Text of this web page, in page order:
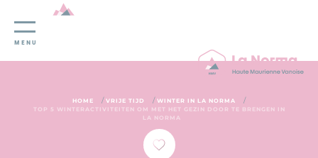
Cookies beheer paneel
MENU
HOME / VRIJE TIJD / WINTER IN LA NORMA /
TOP 5 WINTERACTIVITEITEN OM MET HET GEZIN DOOR TE BRENGEN IN
LA NORMA